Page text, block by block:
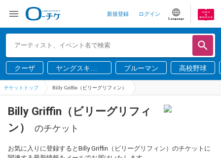
新規登録 ログイン
Language
クーザ
ヤングスキニ
ー
ブルーマン 高校野球
チケットトップ Billy Griffin（ビリーグリフィン）
Billy Griffin（ビリーグリフィ
ン）
のチケット
お気に入りに登録するとBilly Griffin（ビリーグリフィン）のチケットに